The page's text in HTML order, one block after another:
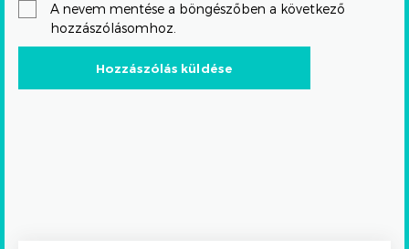
A nevem mentése a böngészőben a következő
hozzászólásomhoz.